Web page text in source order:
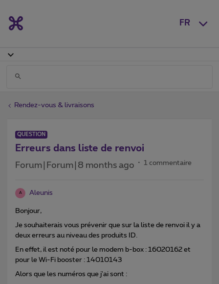
FR
Rendez-vous & livraisons
QUESTION
Erreurs dans liste de renvoi
Forum|Forum|8 months ago 1 commentaire
A Aleunis
Bonjour,
Je souhaiterais vous prévenir que sur la liste de renvoi il y a
deux erreurs au niveau des produits ID.
En effet, il est noté pour le modem b-box : 16020162 et
pour le Wi-Fi booster : 14010143
Alors que les numéros que j'ai sont :